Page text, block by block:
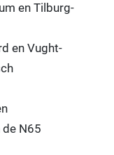
en Tilburg-
en Vught-
N65